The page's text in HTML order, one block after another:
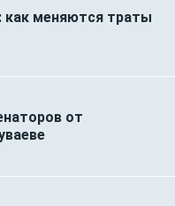
как меняются траты
от